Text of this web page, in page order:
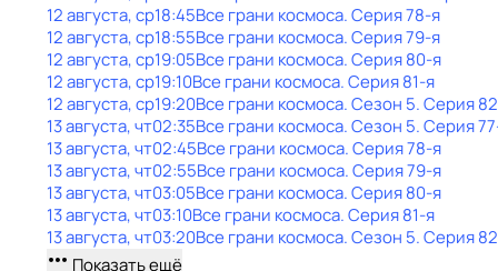
12 августа, ср18:45Все грани космоса. Серия 78-я
12 августа, ср18:55Все грани космоса. Серия 79-я
12 августа, ср19:05Все грани космоса. Серия 80-я
12 августа, ср19:10Все грани космоса. Серия 81-я
12 августа, ср19:20Все грани космоса. Сезон 5. Серия
13 августа, чт02:35Все грани космоса. Сезон 5. Серия
13 августа, чт02:45Все грани космоса. Серия 78-я
13 августа, чт02:55Все грани космоса. Серия 79-я
13 августа, чт03:05Все грани космоса. Серия 80-я
13 августа, чт03:10Все грани космоса. Серия 81-я
13 августа, чт03:20Все грани космоса. Сезон 5. Серия
Показать ещё